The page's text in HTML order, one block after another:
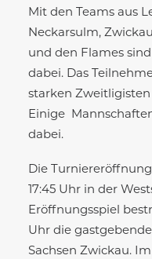
Mit den Teams aus
Neckarsulm,
und den Flames
dabei. Das
starken
Einige
dabei.
Die
17:45 Uhr in der
Eröffnungsspiel
Uhr die
Sachsen Zwickau.